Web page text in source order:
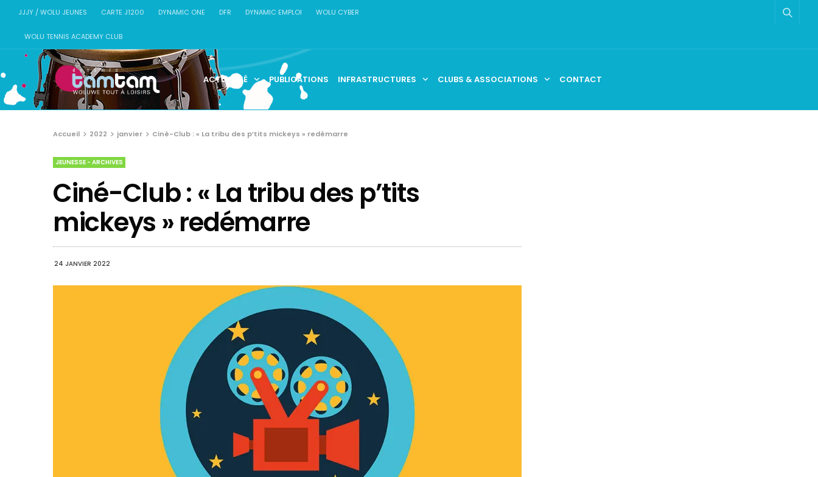
JJJY / WOLU JEUNES CARTE J1200 DYNAMIC ONE DFR DYNAMIC EMPLOI WOLU CYBER
WOLU TENNIS ACADEMY CLUB
ACTUALITÉ PUBLICATIONS INFRASTRUCTURES CLUBS & ASSOCIATIONS CONTACT
Accueil 2022 janvier Ciné-Club : « La tribu des p’tits mickeys » redémarre
JEUNESSE - ARCHIVES
Ciné-Club : « La tribu des p’tits
mickeys » redémarre
24 JANVIER 2022